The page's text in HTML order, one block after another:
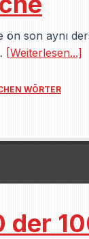
son aynı
[Weiterlesen...]
WÖRTER
der